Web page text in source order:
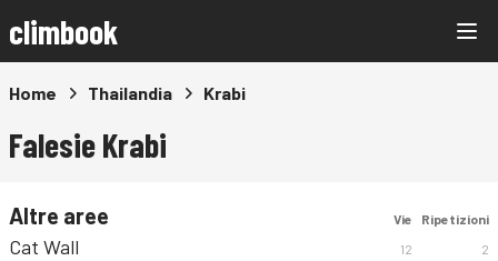
climbook
Home Thailandia Krabi
Falesie Krabi
Altre aree Vie Ripetizioni
Cat Wall 12 2